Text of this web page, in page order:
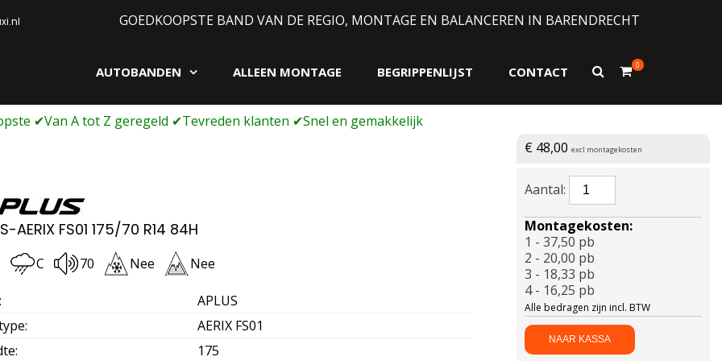
GOEDKOOPSTE BAND VAN DE REGIO, MONTAGE EN BALANCEREN IN BARENDRECHT
AUTOBANDEN ALLEEN MONTAGE BEGRIPPENLIJST CONTACT
Toon
0
AERIX FS01 175/70 R14 84H
€ 48,00 excl montagekosten
C 70 Nee Nee
:
APLUS
:
AERIX FS01
:
175
APLUS-
AERIX
FS01
175/70
R14
84H
aantal
NAAR KASSA
Montagekosten:
1 - 37,50 pb
2 - 20,00 pb
3 - 18,33 pb
4 - 16,25 pb
Alle bedragen zijn incl. BTW